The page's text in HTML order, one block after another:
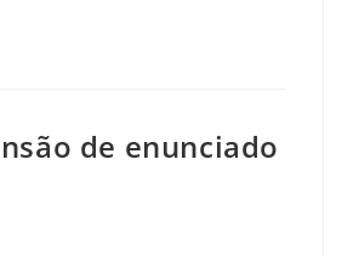
de enunciado